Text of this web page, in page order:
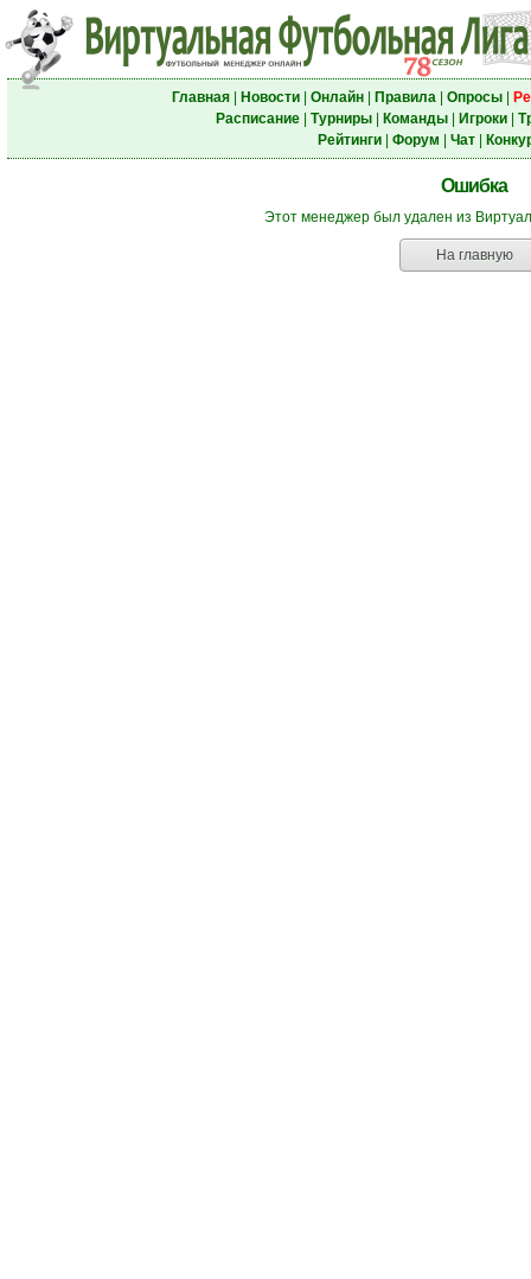
Главная| Новости| Онлайн| Правила| Опросы|
Расписание| Турниры| Команды| Игроки|
Рейтинги| Форум Чат|
Ошибка
Этот менеджер был удален из
На главную